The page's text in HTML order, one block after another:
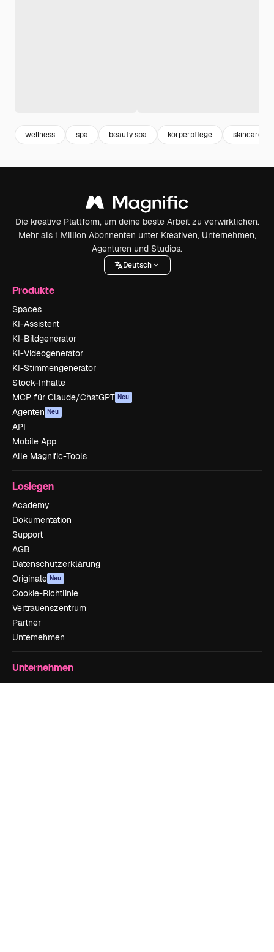
wellness spa beauty spa körperpflege skincare
Die kreative Plattform, um deine beste Arbeit zu verwirklichen.
Mehr als 1 Million Abonnenten unter Kreativen, Unternehmen,
Agenturen und Studios.
Deutsch
Produkte
Spaces
KI-Assistent
KI-Bildgenerator
KI-Videogenerator
KI-Stimmengenerator
Stock-Inhalte
MCP für Claude/ChatGPT Neu
Agenten Neu
API
Mobile App
Alle Magnific-Tools
Loslegen
Academy
Dokumentation
Support
AGB
Datenschutzerklärung
Originale Neu
Cookie-Richtlinie
Vertrauenszentrum
Partner
Unternehmen
Unternehmen
Preise